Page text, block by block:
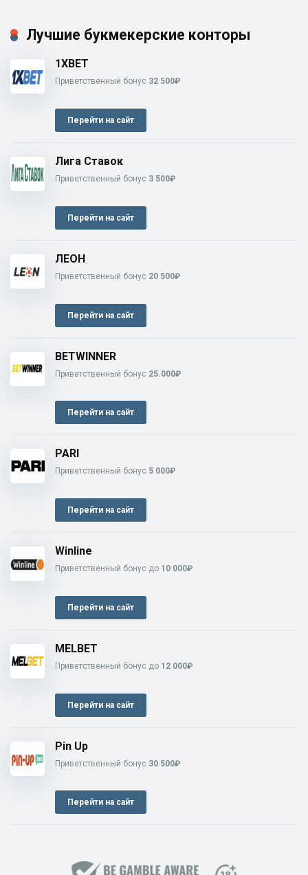
Лучшие букмекерские конторы
1XBET
Приветственный бонус 32 500₽
Перейти на сайт
Лига Ставок
Приветственный бонус 3 500₽
Перейти на сайт
ЛЕОН
Приветственный бонус 20 500₽
Перейти на сайт
BETWINNER
Приветственный бонус 25.000₽
Перейти на сайт
PARI
Приветственный бонус 5 000₽
Перейти на сайт
Winline
Приветственный бонус до 10 000₽
Перейти на сайт
MELBET
Приветственный бонус до 12 000₽
Перейти на сайт
Pin Up
Приветственный бонус 30 500₽
Перейти на сайт